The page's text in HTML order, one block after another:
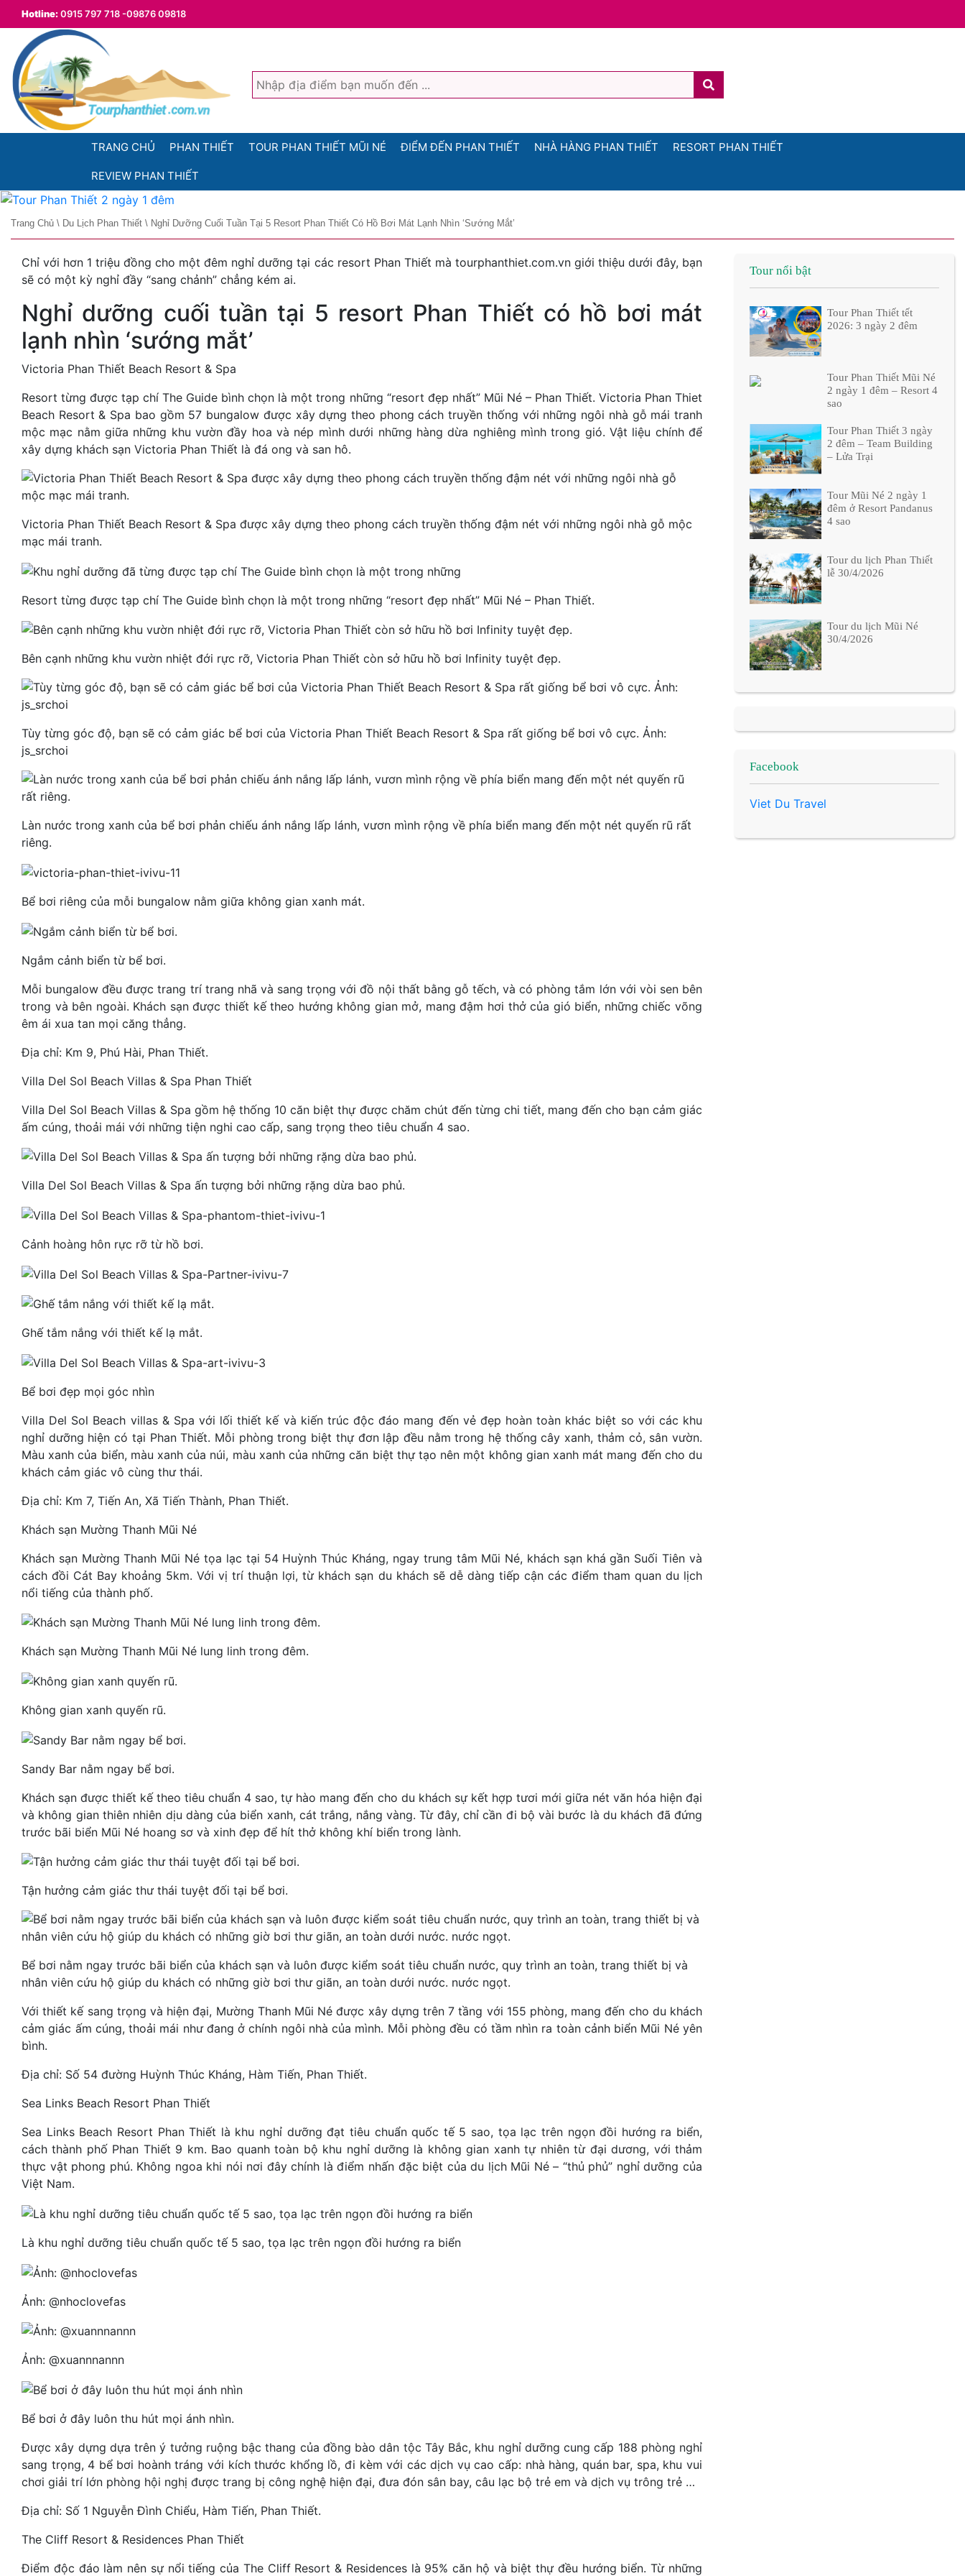
Hotline:0915 797 718 -09876 09818
TRANG CHỦ PHAN THIẾT TOUR PHAN THIẾT MŨI NÉ ĐIỂM ĐẾN PHAN THIẾT NHÀ HÀNG PHAN THIẾT RESORT PHAN THIẾT
REVIEW PHAN THIẾT
Trang Chủ \ Du Lịch Phan Thiết \ Nghỉ Dưỡng Cuối Tuần Tại 5 Resort Phan Thiết Có Hồ Bơi Mát Lạnh Nhìn ‘sướng Mắt’
Chỉ với hơn 1 triệu đồng cho một đêm nghỉ dưỡng tại các resort Phan Thiết mà tourphanthiet.com.vn giới thiệu dưới đây, bạn
sẽ có một kỳ nghỉ đầy “sang chảnh” chẳng kém ai.
Nghỉ dưỡng cuối tuần tại 5 resort Phan Thiết có hồ bơi mát
lạnh nhìn ‘sướng mắt’
Victoria Phan Thiết Beach Resort & Spa
Resort từng được tạp chí The Guide bình chọn là một trong những “resort đẹp nhất” Mũi Né – Phan Thiết. Victoria Phan Thiet
Beach Resort & Spa bao gồm 57 bungalow được xây dựng theo phong cách truyền thống với những ngôi nhà gỗ mái tranh
mộc mạc nằm giữa những khu vườn đầy hoa và nép mình dưới những hàng dừa nghiêng mình trong gió. Vật liệu chính để
xây dựng khách sạn Victoria Phan Thiết là đá ong và san hô.
Victoria Phan Thiết Beach Resort & Spa được xây dựng theo phong cách truyền thống đậm nét với những ngôi nhà gỗ mộc
mạc mái tranh.
Resort từng được tạp chí The Guide bình chọn là một trong những “resort đẹp nhất” Mũi Né – Phan Thiết.
Bên cạnh những khu vườn nhiệt đới rực rỡ, Victoria Phan Thiết còn sở hữu hồ bơi Infinity tuyệt đẹp.
Tùy từng góc độ, bạn sẽ có cảm giác bể bơi của Victoria Phan Thiết Beach Resort & Spa rất giống bể bơi vô cực. Ảnh:
js_srchoi
Làn nước trong xanh của bể bơi phản chiếu ánh nắng lấp lánh, vươn mình rộng về phía biển mang đến một nét quyến rũ rất
riêng.
Bể bơi riêng của mỗi bungalow nằm giữa không gian xanh mát.
Ngắm cảnh biển từ bể bơi.
Mỗi bungalow đều được trang trí trang nhã và sang trọng với đồ nội thất bằng gỗ tếch, và có phòng tắm lớn với vòi sen bên
trong và bên ngoài. Khách sạn được thiết kế theo hướng không gian mở, mang đậm hơi thở của gió biển, những chiếc võng
êm ái xua tan mọi căng thẳng.
Địa chỉ: Km 9, Phú Hài, Phan Thiết.
Villa Del Sol Beach Villas & Spa Phan Thiết
Villa Del Sol Beach Villas & Spa gồm hệ thống 10 căn biệt thự được chăm chút đến từng chi tiết, mang đến cho bạn cảm giác
ấm cúng, thoải mái với những tiện nghi cao cấp, sang trọng theo tiêu chuẩn 4 sao.
Villa Del Sol Beach Villas & Spa ấn tượng bởi những rặng dừa bao phủ.
Cảnh hoàng hôn rực rỡ từ hồ bơi.
Ghế tắm nắng với thiết kế lạ mắt.
Bể bơi đẹp mọi góc nhìn
Villa Del Sol Beach villas & Spa với lối thiết kế và kiến ​​trúc độc đáo mang đến vẻ đẹp hoàn toàn khác biệt so với các khu
nghỉ dưỡng hiện có tại Phan Thiết. Mỗi phòng trong biệt thự đơn lập đều nằm trong hệ thống cây xanh, thảm cỏ, sân vườn.
Màu xanh của biển, màu xanh của núi, màu xanh của những căn biệt thự tạo nên một không gian xanh mát mang đến cho du
khách cảm giác vô cùng thư thái.
Địa chỉ: Km 7, Tiến An, Xã Tiến Thành, Phan Thiết.
Khách sạn Mường Thanh Mũi Né
Khách sạn Mường Thanh Mũi Né tọa lạc tại 54 Huỳnh Thúc Kháng, ngay trung tâm Mũi Né, khách sạn khá gần Suối Tiên và
cách đồi Cát Bay khoảng 5km. Với vị trí thuận lợi, từ khách sạn du khách sẽ dễ dàng tiếp cận các điểm tham quan du lịch
nổi tiếng của thành phố.
Khách sạn Mường Thanh Mũi Né lung linh trong đêm.
Không gian xanh quyến rũ.
Sandy Bar nằm ngay bể bơi.
Khách sạn được thiết kế theo tiêu chuẩn 4 sao, tự hào mang đến cho du khách sự kết hợp tươi mới giữa nét văn hóa hiện đại
và không gian thiên nhiên dịu dàng của biển xanh, cát trắng, nắng vàng. Từ đây, chỉ cần đi bộ vài bước là du khách đã đứng
trước bãi biển Mũi Né hoang sơ và xinh đẹp để hít thở không khí biển trong lành.
Tận hưởng cảm giác thư thái tuyệt đối tại bể bơi.
Bể bơi nằm ngay trước bãi biển của khách sạn và luôn được kiểm soát tiêu chuẩn nước, quy trình an toàn, trang thiết bị và
nhân viên cứu hộ giúp du khách có những giờ bơi thư giãn, an toàn dưới nước. nước ngọt.
Với thiết kế sang trọng và hiện đại, Mường Thanh Mũi Né được xây dựng trên 7 tầng với 155 phòng, mang đến cho du khách
cảm giác ấm cúng, thoải mái như đang ở chính ngôi nhà của mình. Mỗi phòng đều có tầm nhìn ra toàn cảnh biển Mũi Né yên
bình.
Địa chỉ: Số 54 đường Huỳnh Thúc Kháng, Hàm Tiến, Phan Thiết.
Sea Links Beach Resort Phan Thiết
Sea Links Beach Resort Phan Thiết là khu nghỉ dưỡng đạt tiêu chuẩn quốc tế 5 sao, tọa lạc trên ngọn đồi hướng ra biển,
cách thành phố Phan Thiết 9 km. Bao quanh toàn bộ khu nghỉ dưỡng là không gian xanh tự nhiên từ đại dương, với thảm
thực vật phong phú. Không ngoa khi nói nơi đây chính là điểm nhấn đặc biệt của du lịch Mũi Né – “thủ phủ” nghỉ dưỡng của
Việt Nam.
Là khu nghỉ dưỡng tiêu chuẩn quốc tế 5 sao, tọa lạc trên ngọn đồi hướng ra biển
Ảnh: @nhoclovefas
Ảnh: @xuannnannn
Bể bơi ở đây luôn thu hút mọi ánh nhìn.
Được xây dựng dựa trên ý tưởng ruộng bậc thang của đồng bào dân tộc Tây Bắc, khu nghỉ dưỡng cung cấp 188 phòng nghỉ
sang trọng, 4 bể bơi hoành tráng với kích thước khổng lồ, đi kèm với các dịch vụ cao cấp: nhà hàng, quán bar, spa, khu vui
chơi giải trí lớn phòng hội nghị được trang bị công nghệ hiện đại, đưa đón sân bay, câu lạc bộ trẻ em và dịch vụ trông trẻ …
Địa chỉ: Số 1 Nguyễn Đình Chiểu, Hàm Tiến, Phan Thiết.
The Cliff Resort & Residences Phan Thiết
Điểm độc đáo làm nên sự nổi tiếng của The Cliff Resort & Residences là 95% căn hộ và biệt thự đều hướng biển. Từ những
Tour nổi bật
Tour Phan Thiết tết
2026: 3 ngày 2 đêm
Tour Phan Thiết Mũi Né
2 ngày 1 đêm – Resort 4
sao
Tour Phan Thiết 3 ngày
2 đêm – Team Building
– Lửa Trại
Tour Mũi Né 2 ngày 1
đêm ở Resort Pandanus
4 sao
Tour du lịch Phan Thiết
lễ 30/4/2026
Tour du lịch Mũi Né
30/4/2026
Facebook
Viet Du Travel